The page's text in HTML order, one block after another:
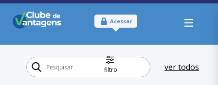
Acessar
filtro ver todos